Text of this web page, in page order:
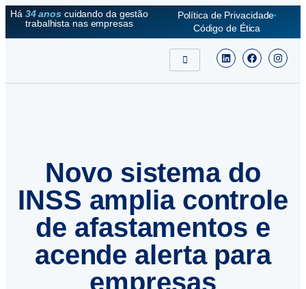
Há 34 anoscuidando da gestão
trabalhista nas empresas
Política de Privacidade
Código de Ética
Novo sistema do
INSS amplia controle
de afastamentos e
acende alerta para
empresas